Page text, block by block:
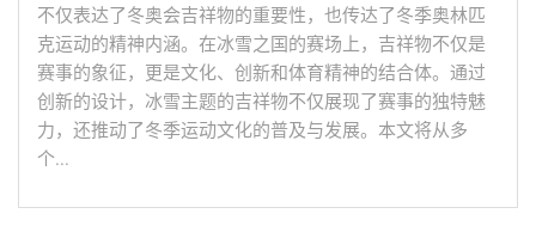
不仅表达了冬奥会吉祥物的重要性，也传达了冬季奥林匹
克运动的精神内涵。在冰雪之国的赛场上，吉祥物不仅是
赛事的象征，更是文化、创新和体育精神的结合体。通过
创新的设计，冰雪主题的吉祥物不仅展现了赛事的独特魅
力，还推动了冬季运动文化的普及与发展。本文将从多
个...